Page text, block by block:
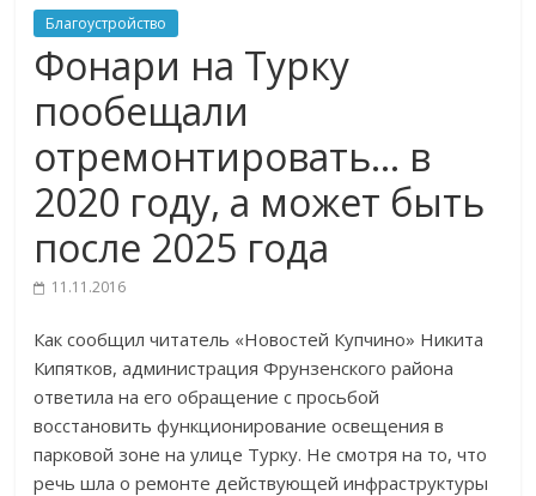
Благоустройство
Фонари на Турку
пообещали
отремонтировать... в
2020 году, а может быть
после 2025 года
11.11.2016
Как сообщил читатель «Новостей Купчино» Никита
Кипятков, администрация Фрунзенского района
ответила на его обращение с просьбой
восстановить функционирование освещения в
парковой зоне на улице Турку. Не смотря на то, что
речь шла о ремонте действующей инфраструктуры